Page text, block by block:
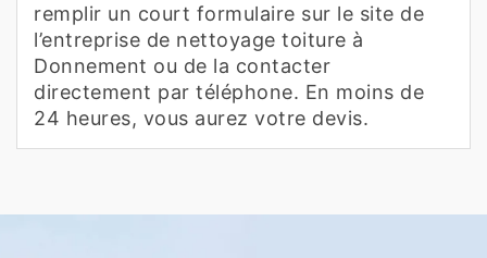
remplir un court formulaire sur le site de
l’entreprise de nettoyage toiture à
Donnement ou de la contacter
directement par téléphone. En moins de
24 heures, vous aurez votre devis.